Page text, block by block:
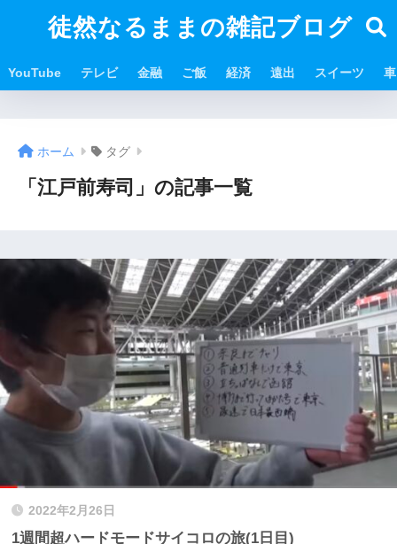
徒然なるままの雑記ブログ
YouTube テレビ 金融 ご飯 経済 遠出 スイーツ 車
ホーム タグ
「江戸前寿司」の記事一覧
2022年2月26日
1週間超ハードモードサイコロの旅(1日目)